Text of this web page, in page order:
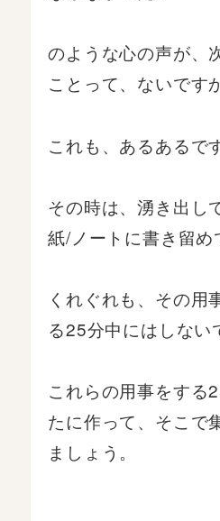
のような心の声が、
ことって、ないです
これも、あるあるで
その時は、湧き出し
紙/ノートに書き留め
くれぐれも、その用
る25分中にはしない
これらの用事をする
たに作って、そこで
ましょう。